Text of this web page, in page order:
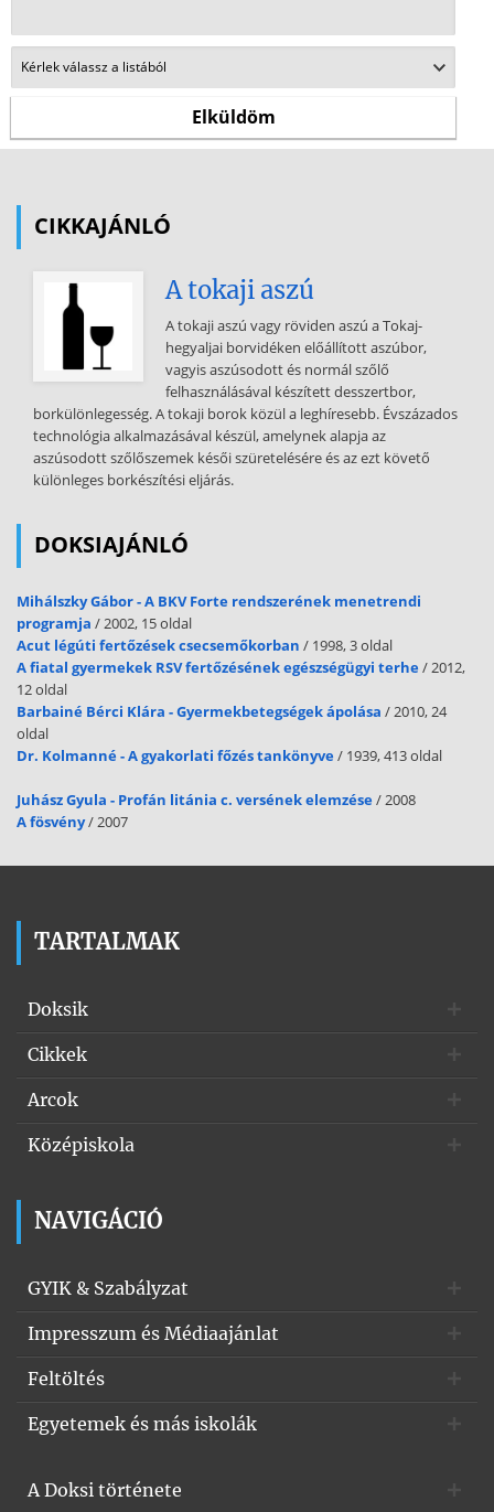
CIKKAJÁNLÓ
A tokaji aszú
A tokaji aszú vagy röviden aszú a Tokaj-
hegyaljai borvidéken előállított aszúbor,
vagyis aszúsodott és normál szőlő
felhasználásával készített desszertbor,
borkülönlegesség. A tokaji borok közül a leghíresebb. Évszázados
technológia alkalmazásával készül, amelynek alapja az
aszúsodott szőlőszemek késői szüretelésére és az ezt követő
különleges borkészítési eljárás.
DOKSIAJÁNLÓ
Mihálszky Gábor - A BKV Forte rendszerének menetrendi
programja / 2002, 15 oldal
Acut légúti fertőzések csecsemőkorban / 1998, 3 oldal
A fiatal gyermekek RSV fertőzésének egészségügyi terhe/ 2012,
12 oldal
Barbainé Bérci Klára - Gyermekbetegségek ápolása / 2010, 24
oldal
Dr. Kolmanné - A gyakorlati főzés tankönyve/ 1939, 413 oldal
Juhász Gyula - Profán litánia c. versének elemzése/ 2008
A fösvény/ 2007
TARTALMAK
Doksik
Cikkek
Arcok
Középiskola
NAVIGÁCIÓ
GYIK & Szabályzat
Impresszum és Médiaajánlat
Feltöltés
Egyetemek és más iskolák
A Doksi története